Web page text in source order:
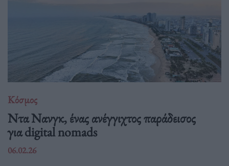
Κόσμος
Ντα Νανγκ, ένας ανέγγιχτος παράδεισος
για digital nomads
06.02.26